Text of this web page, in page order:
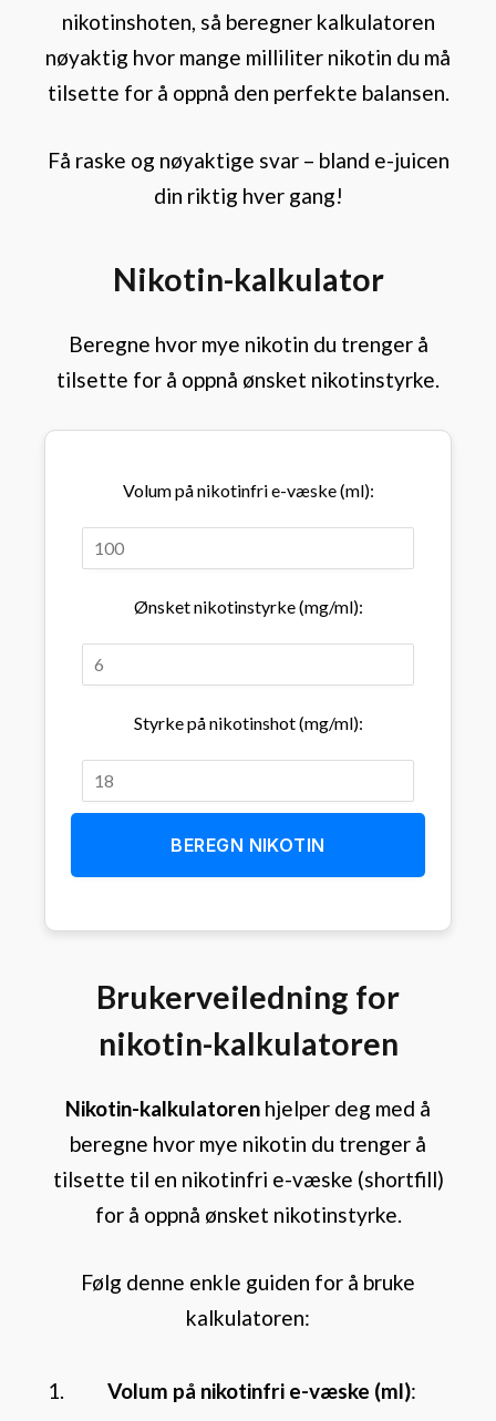
nikotinshoten, så beregner kalkulatoren
nøyaktig hvor mange milliliter nikotin du må
tilsette for å oppnå den perfekte balansen.
Få raske og nøyaktige svar – bland e-juicen
din riktig hver gang!
Nikotin-kalkulator
Beregne hvor mye nikotin du trenger å
tilsette for å oppnå ønsket nikotinstyrke.
Volum på nikotinfri e-væske (ml):
Ønsket nikotinstyrke (mg/ml):
Styrke på nikotinshot (mg/ml):
BEREGN NIKOTIN
Brukerveiledning for
nikotin-kalkulatoren
Nikotin-kalkulatoren hjelper deg med å
beregne hvor mye nikotin du trenger å
tilsette til en nikotinfri e-væske (shortfill)
for å oppnå ønsket nikotinstyrke.
Følg denne enkle guiden for å bruke
kalkulatoren:
Volum på nikotinfri e-væske (ml):